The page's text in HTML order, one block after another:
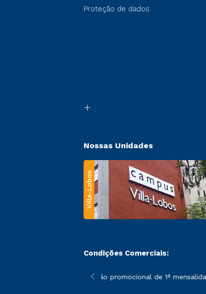
Proteção de dados
Nossas Unidades
Villa-Lobos
Condições Comerciais:
sofrer alterações nos períodos de rematrícula
*A condição promocional de 1ª